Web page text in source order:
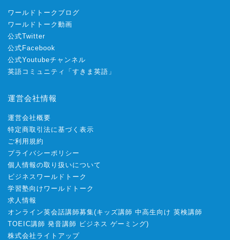
ワールドトークブログ
ワールドトーク動画
公式Twitter
公式Facebook
公式Youtubeチャンネル
英語コミュニティ「すきま英語」
運営会社情報
運営会社概要
特定商取引法に基づく表示
ご利用規約
プライバシーポリシー
個人情報の取り扱いについて
ビジネスワールドトーク
学習塾向けワールドトーク
求人情報
オンライン英会話講師募集(キッズ講師 中高生向け 英検講師
TOEIC講師 発音講師 ビジネス ゲーミング)
株式会社ライトアップ